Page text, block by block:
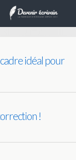
idéal pour
!